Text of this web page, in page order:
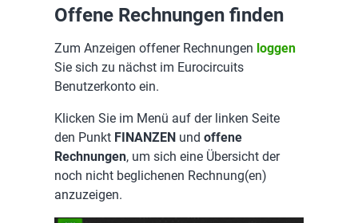
Offene Rechnungen finden
Zum Anzeigen offener Rechnungen loggen
Sie sich zu nächst im Eurocircuits
Benutzerkonto ein.
Klicken Sie im Menü auf der linken Seite
den Punkt FINANZEN und offene
Rechnungen, um sich eine Übersicht der
noch nicht beglichenen Rechnung(en)
anzuzeigen.